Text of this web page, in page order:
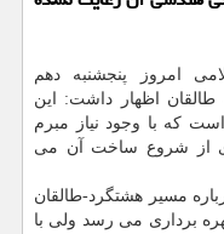
امروز پنجشنبه دهم
طالقان اظهار داشت: این
است كه با وجود نیاز مبرم
از شروع ساخت آن می
مسیر هشتگرد-طالقان
برداری می رسد ولی با